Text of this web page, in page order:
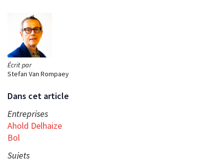
Écrit par
Stefan Van Rompaey
Dans cet article
Entreprises
Ahold Delhaize
Bol
Sujets